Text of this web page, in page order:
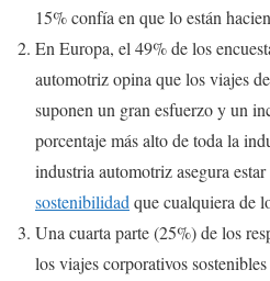
15% confía en que lo están
En Europa, el 49% de los
automotriz opina que los viajes
suponen un gran esfuerzo y un
porcentaje más alto de toda la
industria automotriz asegura
sostenibilidad que cualquiera de
Una cuarta parte (25%) de los
los viajes corporativos